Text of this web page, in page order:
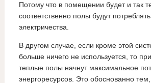
Потому что в помещении будет и так
соответственно полы будут
электричества.
В другом случае, если кроме этой
больше ничего не используется, то
теплые полы начнут максимальное
энергоресурсов. Это обоснованно